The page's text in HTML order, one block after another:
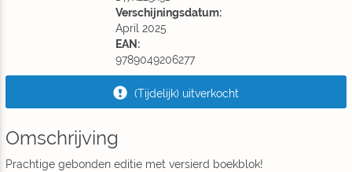
Verschijningsdatum:
April 2025
EAN:
9789049206277
(Tijdelijk) uitverkocht
Omschrijving
Prachtige gebonden editie met versierd boekblok!